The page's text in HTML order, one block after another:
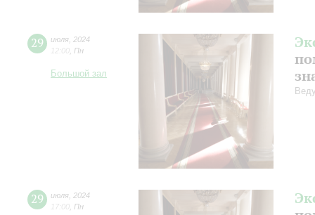
29 июля 2024
12:00 Пн
Большой зал
29 июля 2024
17:00 Пн